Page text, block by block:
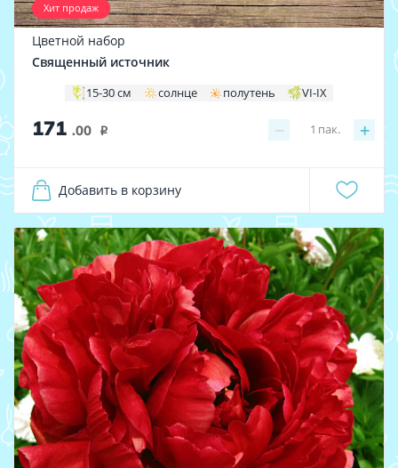
Хит продаж
Цветной набор
Священный источник
15-30 см солнце полутень VI-IX
171 .00 i − +
1 пак.
Добавить в корзину